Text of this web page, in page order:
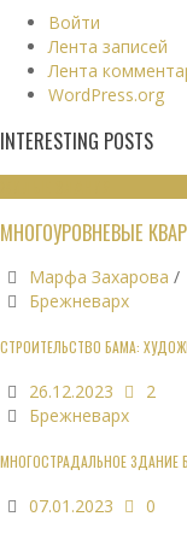
Войти
Лента записей
Лента
WordPress.org
INTERESTING POSTS
МНОГОУРОВНЕВЫЕ
Марфа Захарова /
Брежневарх
СТРОИТЕЛЬСТВО БАМА:
26.12.2023
2
Брежневарх
МНОГОСТРАДАЛЬНОЕ ЗДАНИЕ
07.01.2023 0